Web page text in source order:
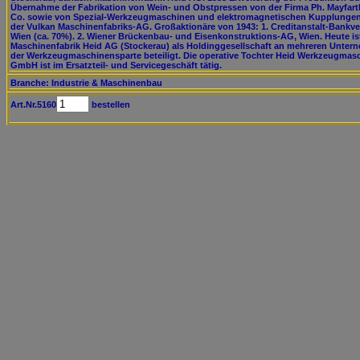
Übernahme der Fabrikation von Wein- und Obstpressen von der Firma Ph.
Co. sowie von Spezial-Werkzeugmaschinen und elektromagnetischen
der Vulkan Maschinenfabriks-AG. Großaktionäre von 1943: 1. Creditanstalt-
Wien (ca. 70%). 2. Wiener Brückenbau- und Eisenkonstruktions-AG, Wien. Heute
Maschinenfabrik Heid AG (Stockerau) als Holdinggesellschaft an mehreren
der Werkzeugmaschinensparte beteiligt. Die operative Tochter Heid
GmbH ist im Ersatzteil- und Servicegeschäft tätig.
Branche: Industrie & Maschinenbau
Art.Nr.5160 bestellen